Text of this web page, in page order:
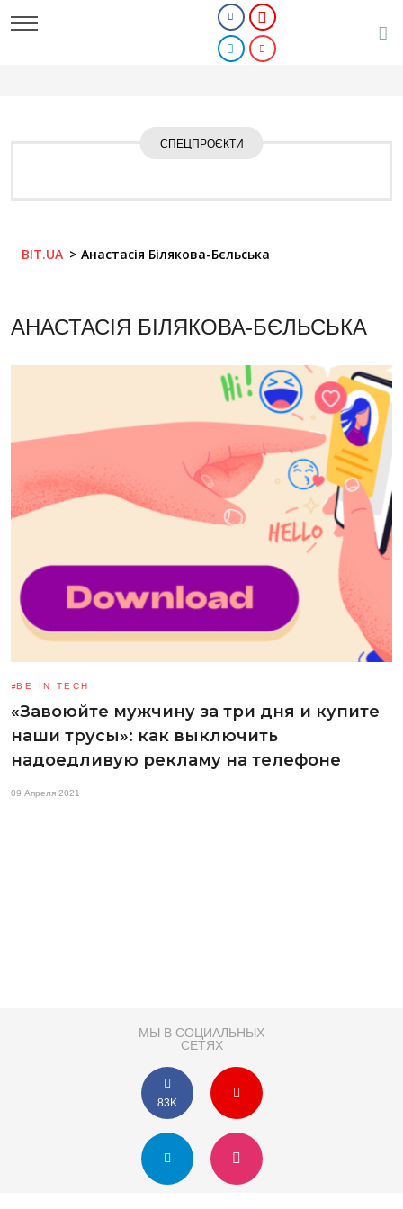
СПЕЦПРОЄКТИ
BIT.UA Анастасія Білякова-Бєльська
АНАСТАСІЯ БІЛЯКОВА-БЄЛЬСЬКА
BE IN TECH
«Завоюйте мужчину за три дня и купите
наши трусы»: как выключить
надоедливую рекламу на телефоне
09 Апреля 2021
МЫ В СОЦИАЛЬНЫХ
СЕТЯХ
83K